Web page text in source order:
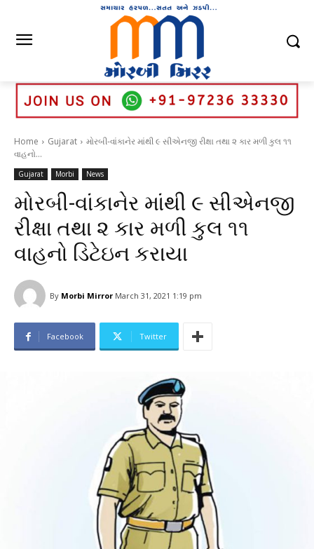
Home Gujarat
મોરબી-વાંકાનેર માંથી ૯ સીએનજી રીક્ષા તથા ૨ કાર મળી કુલ ૧૧
વાહનો...
Gujarat Morbi News
મોરબી-વાંકાનેર માંથી ૯ સીએનજી
રીક્ષા તથા ૨ કાર મળી કુલ ૧૧
વાહનો ડિટેઇન કરાયા
By Morbi Mirror March 31, 2021 1:19 pm
Facebook Twitter